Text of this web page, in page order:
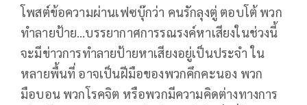
โพสต์ข้อความผ่านเฟซบุ๊กว่า คนรักลุงตู่ ตอบโต้ พวก
ทำลายป้าย…บรรยากาศการรณรงค์หาเสียงในช่วงนี้
จะมีข่าวการทำลายป้ายหาเสียงอยู่เป็นประจำ ใน
หลายพื้นที่ อาจเป็นฝีมือของพวกคึกคะนอง พวก
มือบอน พวกโรคจิต หรือพวกมีความคิดต่างทางการ